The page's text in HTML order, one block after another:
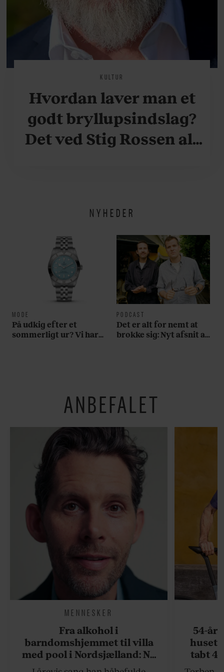
KULTUR
Hvordan laver man et
godt bryllupsindslag?
Det ved Stig Rossen alt
NYHEDER
MODE
På udkig efter et
sommerligt ur? Vi har
PODCAST
Det er alt for nemt at
brokke sig: Nyt afsnit af
ANBEFALET
MENNESKER
Fra alkohol i
barndomshjemmet til villa
med pool i Nordsjælland: Nu
skal du høre sandheden om
54-
huset
tabt